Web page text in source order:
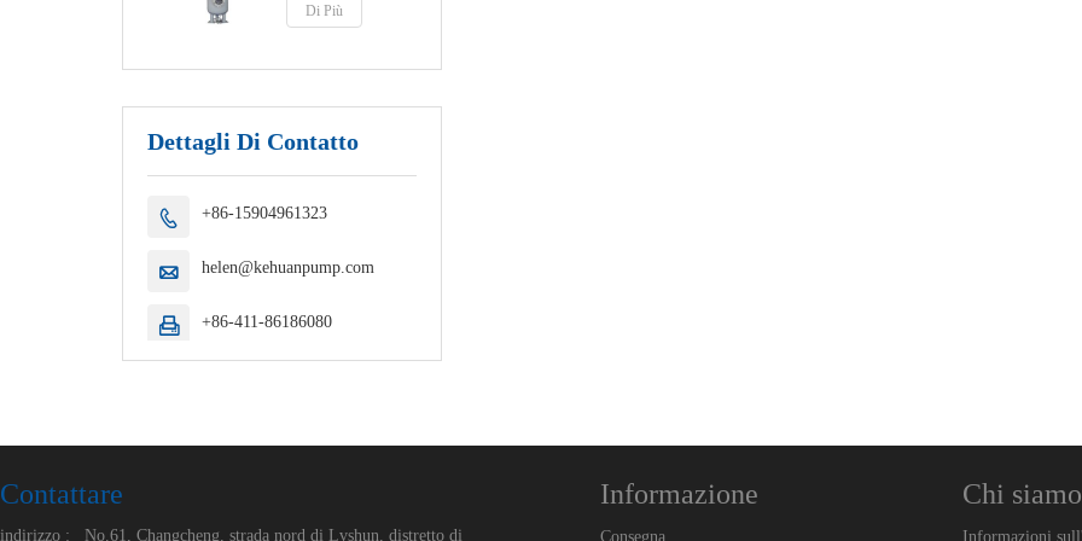
Di Più
Dettagli Di Contatto
 +86-15904961323
 helen@kehuanpump.com
 +86-411-86186080
Contattare
indirizzo : No.61, Changcheng, strada nord di Lvshun, distretto di
Informazione
Consegna
Chi siamo
Informazioni